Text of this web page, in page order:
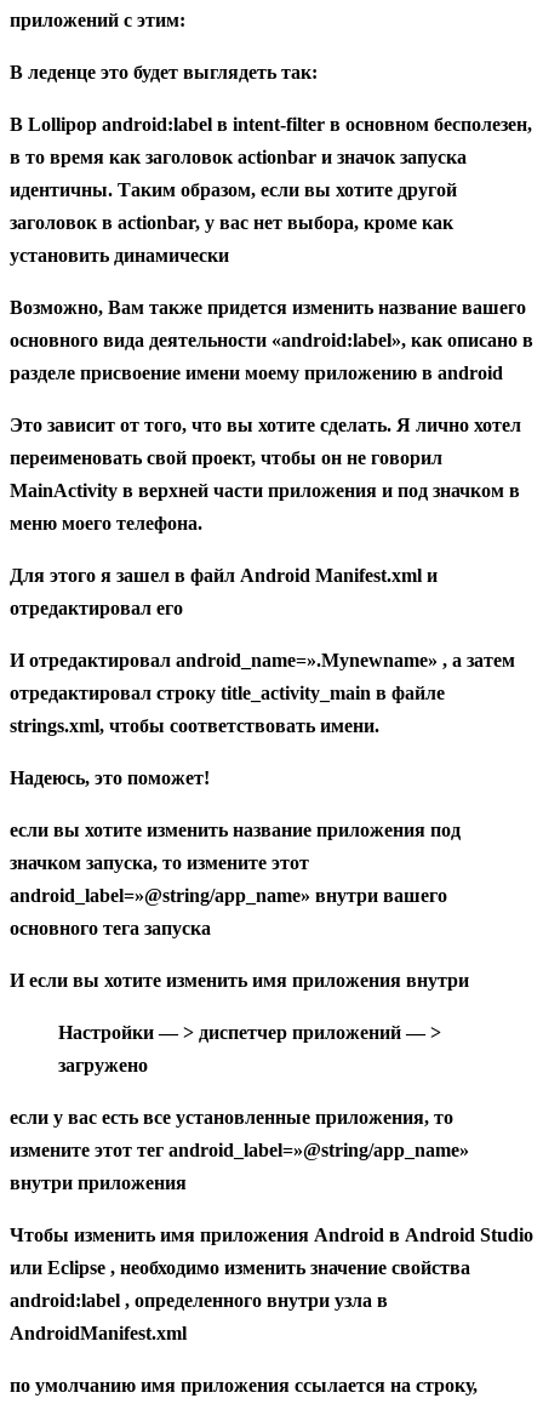
приложений с этим:
В леденце это будет выглядеть так:
В Lollipop android:label в intent-filter в основном бесполезен,
в то время как заголовок actionbar и значок запуска
идентичны. Таким образом, если вы хотите другой
заголовок в actionbar, у вас нет выбора, кроме как
установить динамически
Возможно, Вам также придется изменить название вашего
основного вида деятельности «android:label», как описано в
разделе присвоение имени моему приложению в android
Это зависит от того, что вы хотите сделать. Я лично хотел
переименовать свой проект, чтобы он не говорил
MainActivity в верхней части приложения и под значком в
меню моего телефона.
Для этого я зашел в файл Android Manifest.xml и
отредактировал его
И отредактировал android_name=».Mynewname» , а затем
отредактировал строку title_activity_main в файле
strings.xml, чтобы соответствовать имени.
Надеюсь, это поможет!
если вы хотите изменить название приложения под
значком запуска, то измените этот
android_label=»@string/app_name» внутри вашего
основного тега запуска
И если вы хотите изменить имя приложения внутри
Настройки — > диспетчер приложений — >
загружено
если у вас есть все установленные приложения, то
измените этот тег android_label=»@string/app_name»
внутри приложения
Чтобы изменить имя приложения Android в Android Studio
или Eclipse , необходимо изменить значение свойства
android:label , определенного внутри узла в
AndroidManifest.xml
по умолчанию имя приложения ссылается на строку,